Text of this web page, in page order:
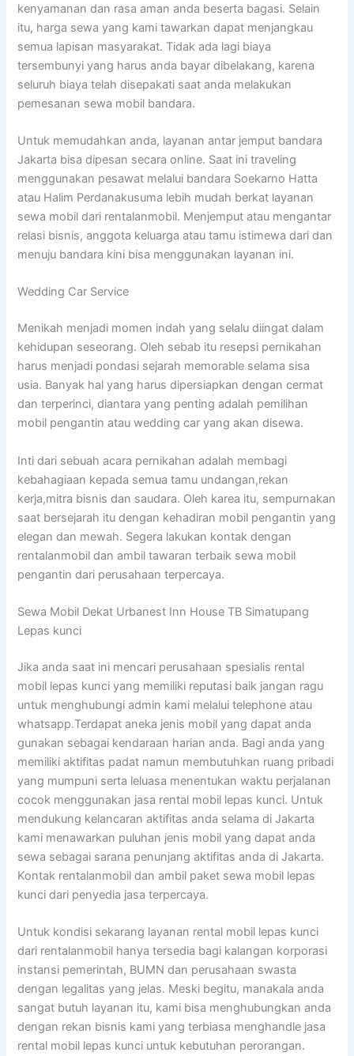
kenyamanan dan rasa aman anda beserta bagasi. Selain
itu, harga sewa yang kami tawarkan dapat menjangkau
semua lapisan masyarakat. Tidak ada lagi biaya
tersembunyi yang harus anda bayar dibelakang, karena
seluruh biaya telah disepakati saat anda melakukan
pemesanan sewa mobil bandara.
Untuk memudahkan anda, layanan antar jemput bandara
Jakarta bisa dipesan secara online. Saat ini traveling
menggunakan pesawat melalui bandara Soekarno Hatta
atau Halim Perdanakusuma lebih mudah berkat layanan
sewa mobil dari rentalanmobil. Menjemput atau mengantar
relasi bisnis, anggota keluarga atau tamu istimewa dari dan
menuju bandara kini bisa menggunakan layanan ini.
Wedding Car Service
Menikah menjadi momen indah yang selalu diingat dalam
kehidupan seseorang. Oleh sebab itu resepsi pernikahan
harus menjadi pondasi sejarah memorable selama sisa
usia. Banyak hal yang harus dipersiapkan dengan cermat
dan terperinci, diantara yang penting adalah pemilihan
mobil pengantin atau wedding car yang akan disewa.
Inti dari sebuah acara pernikahan adalah membagi
kebahagiaan kepada semua tamu undangan,rekan
kerja,mitra bisnis dan saudara. Oleh karea itu, sempurnakan
saat bersejarah itu dengan kehadiran mobil pengantin yang
elegan dan mewah. Segera lakukan kontak dengan
rentalanmobil dan ambil tawaran terbaik sewa mobil
pengantin dari perusahaan terpercaya.
Sewa Mobil Dekat Urbanest Inn House TB Simatupang
Lepas kunci
Jika anda saat ini mencari perusahaan spesialis rental
mobil lepas kunci yang memiliki reputasi baik jangan ragu
untuk menghubungi admin kami melalui telephone atau
whatsapp.Terdapat aneka jenis mobil yang dapat anda
gunakan sebagai kendaraan harian anda. Bagi anda yang
memiliki aktifitas padat namun membutuhkan ruang pribadi
yang mumpuni serta leluasa menentukan waktu perjalanan
cocok menggunakan jasa rental mobil lepas kunci. Untuk
mendukung kelancaran aktifitas anda selama di Jakarta
kami menawarkan puluhan jenis mobil yang dapat anda
sewa sebagai sarana penunjang aktifitas anda di Jakarta.
Kontak rentalanmobil dan ambil paket sewa mobil lepas
kunci dari penyedia jasa terpercaya.
Untuk kondisi sekarang layanan rental mobil lepas kunci
dari rentalanmobil hanya tersedia bagi kalangan korporasi
instansi pemerintah, BUMN dan perusahaan swasta
dengan legalitas yang jelas. Meski begitu, manakala anda
sangat butuh layanan itu, kami bisa menghubungkan anda
dengan rekan bisnis kami yang terbiasa menghandle jasa
rental mobil lepas kunci untuk kebutuhan perorangan.